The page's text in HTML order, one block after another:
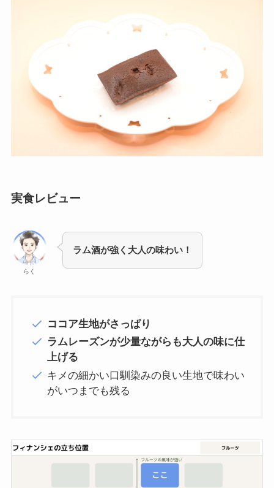
実食レビュー
らく
ラム酒が強く大人の味わい！
ココア生地がさっぱり
ラムレーズンが少量ながらも大人の味に仕
上げる
キメの細かい口馴染みの良い生地で味わい
がいつまでも残る